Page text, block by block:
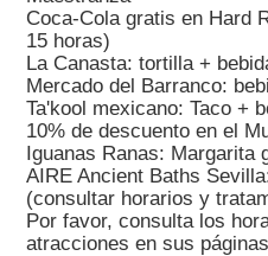
Coca-Cola gratis en Hard
15 horas)
La Canasta: tortilla +
Mercado del Barranco:
Ta'kool mexicano: Taco +
10% de descuento en el
Iguanas Ranas: Margarita
AIRE Ancient Baths
(consultar horarios y
Por favor, consulta los
atracciones en sus